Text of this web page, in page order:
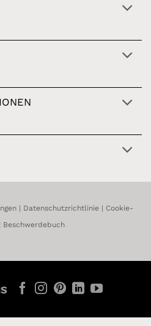
| Datenschutzrichtlinie | Cookie-
Beschwerdebuch